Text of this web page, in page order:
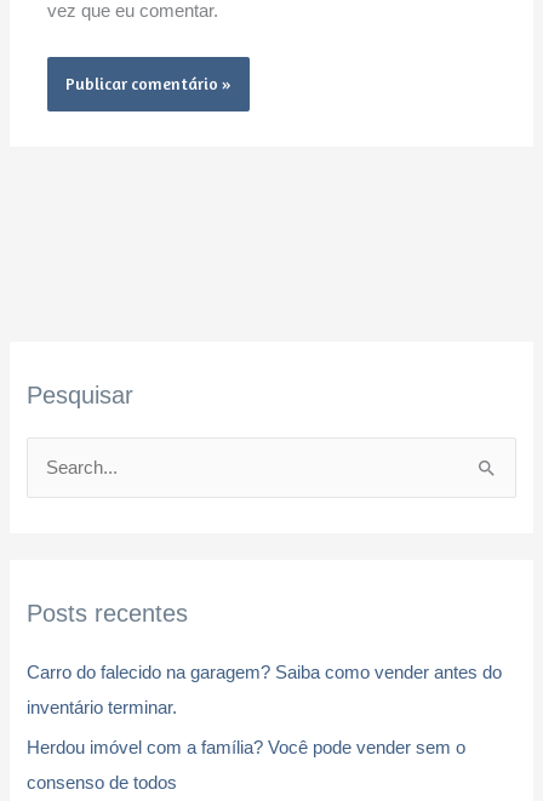
vez que eu comentar.
Pesquisar
u
s
a
r
p
Posts recentes
Carro do falecido na garagem? Saiba como vender antes do
inventário terminar.
Herdou imóvel com a família? Você pode vender sem o
consenso de todos